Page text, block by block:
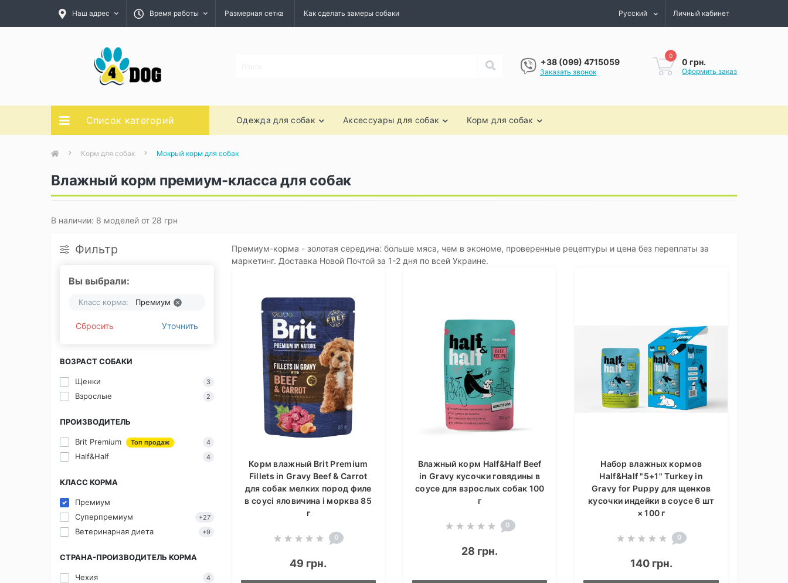
Наш адрес Время работы Размерная сетка Как сделать замеры собаки Русский Личный кабинет
+38 (099) 4715059
Заказать звонок
0
0 грн.
Оформить заказ
Список категорий Одежда для собак Аксессуары для собак Корм для собак
Корм для собак Мокрый корм для собак
Влажный корм премиум-класса для собак
В наличии: 8 моделей от 28 грн
Фильтр
Вы выбрали:
Класс корма: Премиум
Сбросить Уточнить
ВОЗРАСТ СОБАКИ
Щенки 3
Взрослые 2
ПРОИЗВОДИТЕЛЬ
Brit Premium Топ продаж 4
Half&Half 4
КЛАСС КОРМА
Премиум
Суперпремиум
+27
Ветеринарная диета +9
СТРАНА-ПРОИЗВОДИТЕЛЬ КОРМА
Чехия 4
Премиум-корма - золотая середина: больше мяса, чем в экономе, проверенные рецептуры и цена без переплаты за
маркетинг. Доставка Новой Почтой за 1-2 дня по всей Украине.
Корм влажный Brit Premium
Fillets in Gravy Beef & Carrot
для собак мелких пород филе
в соусі яловичина і морква 85
г
0
49 грн.
Влажный корм Half&Half Beef
in Gravy кусочки говядины в
соусе для взрослых собак 100
г
0
28 грн.
Набор влажных кормов
Half&Half "5+1" Turkey in
Gravy for Puppy для щенков
кусочки индейки в соусе 6 шт
× 100 г
0
140 грн.